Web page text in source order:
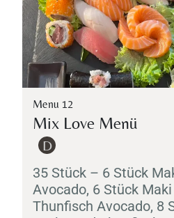
Menu 12
Mix Love Menü
D
35 Stück – 6 Stück
Avocado, 6 Stück Maki
Thunfisch Avocado, 8
Table